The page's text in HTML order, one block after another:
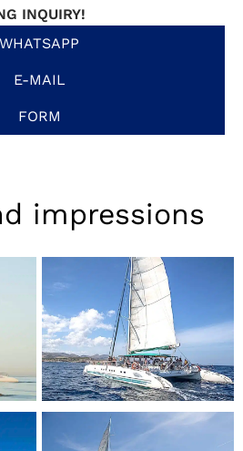
INQUIRY!
WHATSAPP
E-MAIL
FORM
impressions